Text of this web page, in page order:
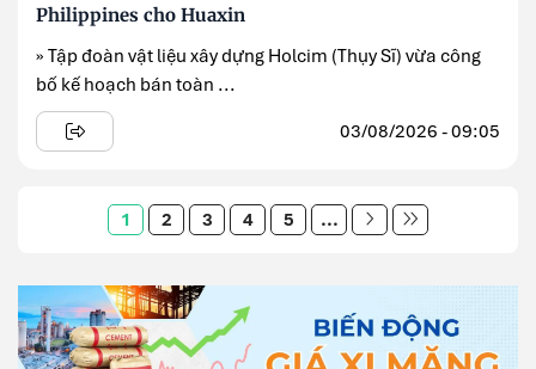
Philippines cho Huaxin
» Tập đoàn vật liệu xây dựng Holcim (Thụy Sĩ) vừa công
bố kế hoạch bán toàn ...
03/08/2026 - 09:05
1 2 3 4 5 ...